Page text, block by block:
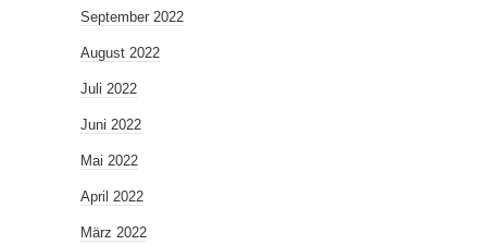
September 2022
August 2022
Juli 2022
Juni 2022
Mai 2022
April 2022
März 2022